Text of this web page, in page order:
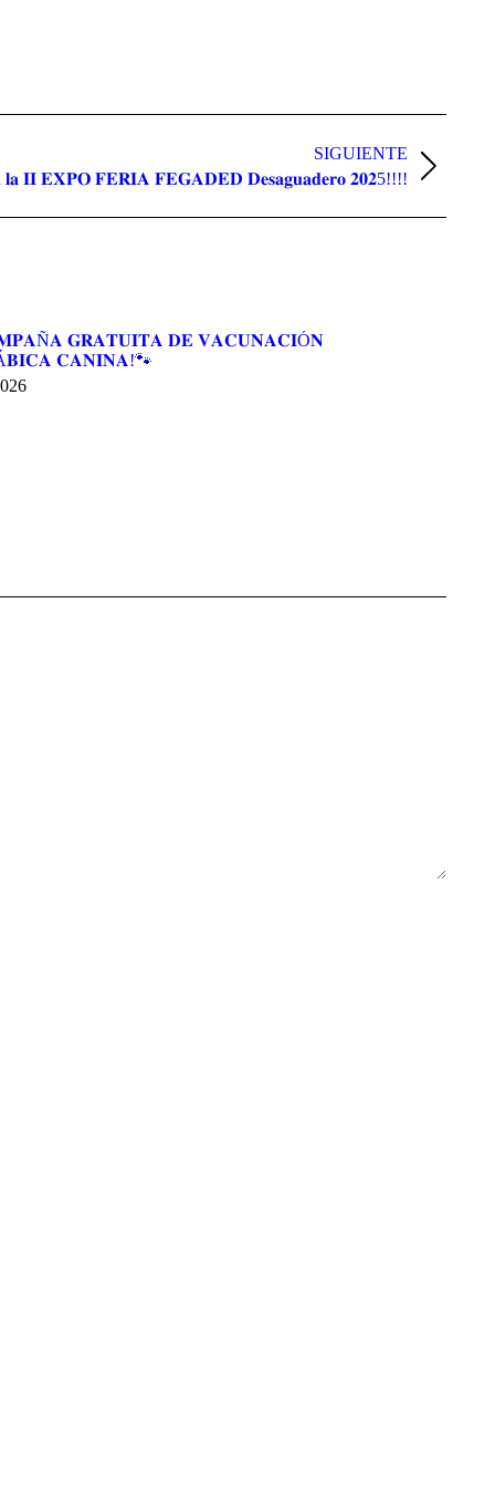
SIGUIENTE
𝐞𝐧 𝐥𝐚 𝐈𝐈 𝐄𝐗𝐏𝐎 𝐅𝐄𝐑𝐈𝐀 𝐅𝐄𝐆𝐀𝐃𝐄𝐃 𝐃𝐞𝐬𝐚𝐠𝐮𝐚𝐝𝐞𝐫𝐨 𝟐𝟎𝟐5!!!!
𝐆𝐑𝐀𝐓𝐔𝐈𝐓𝐀 𝐃𝐄 𝐕𝐀𝐂𝐔𝐍𝐀𝐂𝐈Ó𝐍
𝐂𝐀𝐍𝐈𝐍𝐀!🐾